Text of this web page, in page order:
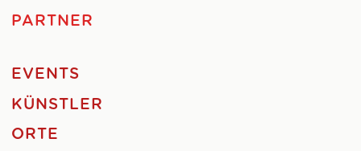
PARTNER
EVENTS
KÜNSTLER
ORTE